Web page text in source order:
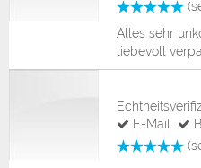
Alles sehr
liebevoll
E-Mail